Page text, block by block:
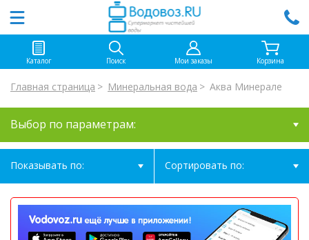
Каталог Поиск Мои заказы Корзина
Главная страница Минеральная вода Аква Минерале
Выбор по параметрам:
Показывать по: Сортировать по: